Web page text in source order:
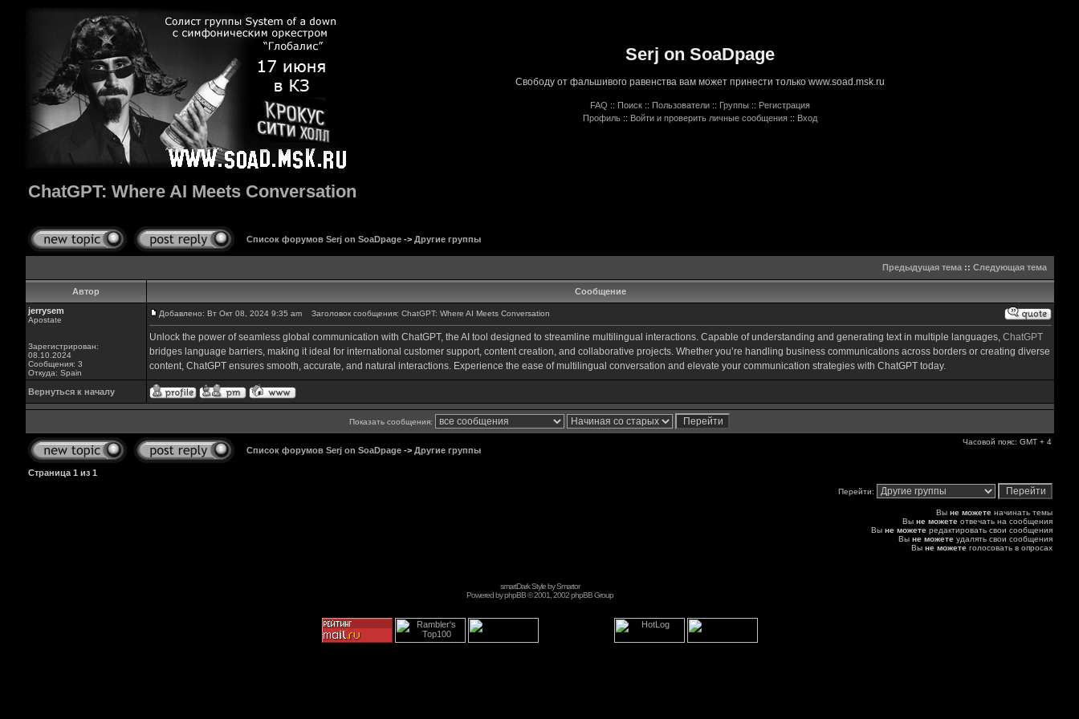
Serj on SoaDpage
Свободу от фальшивого равенства вам может принести только www.soad.msk.ru
FAQ :: Поиск :: Пользователи :: Группы :: Регистрация
Профиль :: Войти и проверить личные сообщения :: Вход
ChatGPT: Where AI Meets Conversation
Список форумов Serj on SoaDpage-> Другие группы
Предыдущая тема:: Следующая тема
Автор
Сообщение
jerrysem
Apostate
Зарегистрирован:
08.10.2024
Сообщения: 3
Откуда: Spain
Добавлено: Вт Окт 08, 2024 9:35 am Заголовок сообщения: ChatGPT: Where AI Meets Conversation
Unlock the power of seamless global communication with ChatGPT, the AI tool designed to streamline multilingual interactions. Capable of understanding and generating text in multiple languages, ChatGPT
bridges language barriers, making it ideal for international customer support, content creation, and collaborative projects. Whether you’re handling business communications across borders or creating diverse
content, ChatGPT ensures smooth, accurate, and natural interactions. Experience the ease of multilingual conversation and elevate your communication strategies with ChatGPT today.
Вернуться к началу
Показать сообщения:
Список форумов Serj on SoaDpage-> Другие группы
Часовой пояс: GMT + 4
Страница 1 из 1
Перейти:
Вы не можетеначинать темы
Вы не можетеотвечать на сообщения
Вы не можетередактировать свои сообщения
Вы не можетеудалять свои сообщения
Вы не можетеголосовать в опросах
smartDark Style bySmartor
Powered byphpBB© 2001, 2002 phpBB Group